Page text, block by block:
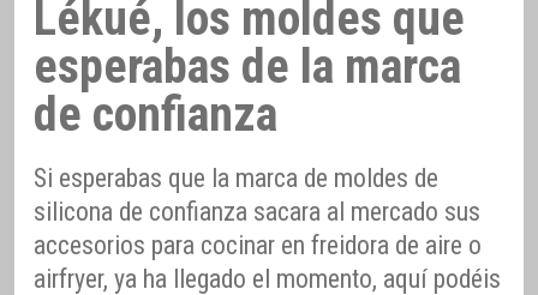
Lékué, los moldes que
esperabas de la marca
de confianza
Si esperabas que la marca de moldes de
silicona de confianza sacara al mercado sus
accesorios para cocinar en freidora de aire o
airfryer, ya ha llegado el momento, aquí podéis